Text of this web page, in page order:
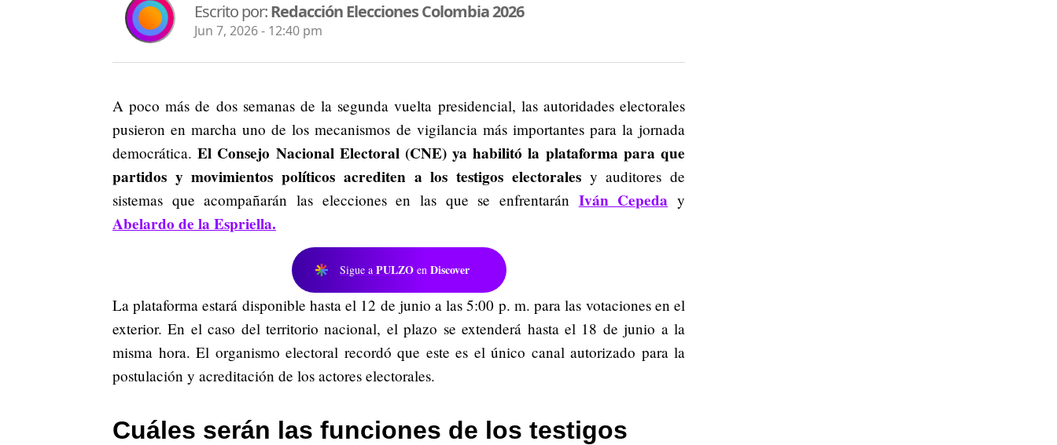
Escrito por:Redacción Elecciones Colombia 2026
Jun 7, 2026 - 12:40 pm
A poco más de dos semanas de la segunda vuelta presidencial, las autoridades electorales
pusieron en marcha uno de los mecanismos de vigilancia más importantes para la jornada
democrática.El Consejo Nacional Electoral (CNE) ya habilitó la plataforma para que
partidos y movimientos políticos acrediten a los testigos electoralesy auditores de
sistemas que acompañarán las elecciones en las que se enfrentarán Iván Cepeda y
Abelardo de la Espriella.
Sigue a PULZO en Discover
La plataforma estará disponible hasta el 12 de junio a las 5:00 p. m. para las votaciones en el
exterior. En el caso del territorio nacional, el plazo se extenderá hasta el 18 de junio a la
misma hora. El organismo electoral recordó que este es el único canal autorizado para la
postulación y acreditación de los actores electorales.
Cuáles serán las funciones de los testigos